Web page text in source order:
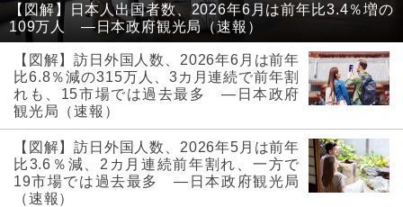
【図解】日本人出国者数、2026年6月は前年比3.4％増の
109万人 ―日本政府観光局（速報）
【図解】訪日外国人数、2026年6月は前年
比6.8％減の315万人、3カ月連続で前年割
れも、15市場では過去最多 ―日本政府
観光局（速報）
【図解】訪日外国人数、2026年5月は前年
比3.6％減、2カ月連続前年割れ、一方で
19市場では過去最多 ―日本政府観光局
（速報）